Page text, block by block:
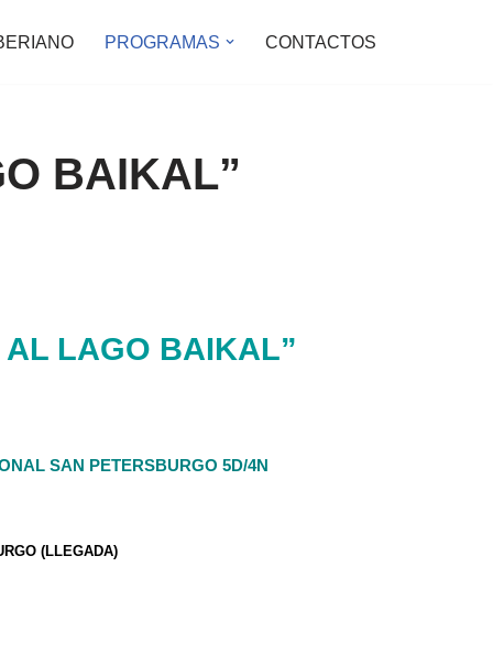
PROGRAMAS CONTACTOS
BAIKAL”
AL LAGO BAIKAL”
SAN PETERSBURGO 5D/4N
(LLEGADA)